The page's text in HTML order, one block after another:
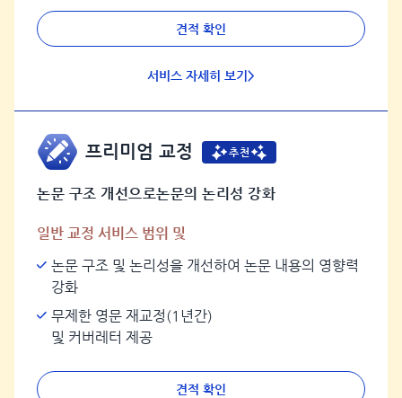
견적 확인
서비스 자세히 보기>
프리미엄 교정 추천
논문 구조 개선으로논문의 논리성 강화
일반 교정 서비스 범위 및
논문 구조 및 논리성을 개선하여 논문 내용의 영향력
강화
무제한 영문 재교정(1년간)
및 커버레터 제공
견적 확인